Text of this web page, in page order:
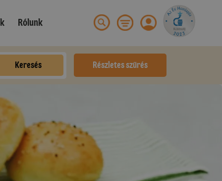
Rólunk
Keresés Részletes szűrés